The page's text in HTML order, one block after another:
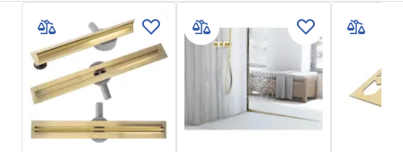
Boja
Zlatni
Materijal
Nehrđajući čelik
Duljina
mm
Visina
52mm